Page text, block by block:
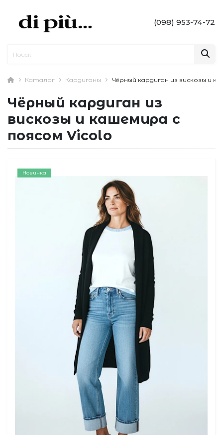
(098) 953-74-72
Каталог Кардиганы Чёрный кардиган из вискозы и
Чёрный кардиган из
вискозы и кашемира с
поясом Vicolo
Новинка